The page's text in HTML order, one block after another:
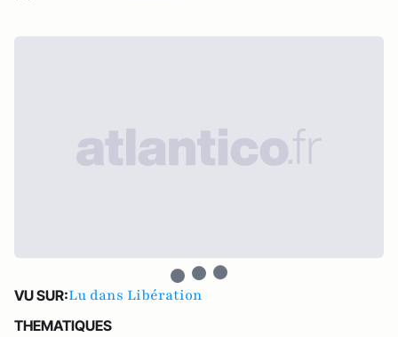
VU SUR:Lu dans Libération
THEMATIQUES